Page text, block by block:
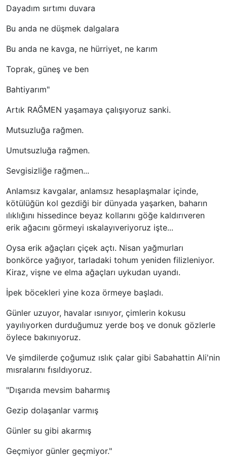
Dayadım sırtımı duvara
Bu anda ne düşmek dalgalara
Bu anda ne kavga, ne hürriyet, ne karım
Toprak, güneş ve ben
Bahtiyarım"
Artık RAĞMEN yaşamaya çalışıyoruz sanki.
Mutsuzluğa rağmen.
Umutsuzluğa rağmen.
Sevgisizliğe rağmen...
Anlamsız kavgalar, anlamsız hesaplaşmalar içinde,
kötülüğün kol gezdiği bir dünyada yaşarken, baharın
ılıklığını hissedince beyaz kollarını göğe kaldırıveren
erik ağacını görmeyi ıskalayıveriyoruz işte...
Oysa erik ağaçları çiçek açtı. Nisan yağmurları
bonkörce yağıyor, tarladaki tohum yeniden filizleniyor.
Kiraz, vişne ve elma ağaçları uykudan uyandı.
İpek böcekleri yine koza örmeye başladı.
Günler uzuyor, havalar ısınıyor, çimlerin kokusu
yayılıyorken durduğumuz yerde boş ve donuk gözlerle
öylece bakınıyoruz.
Ve şimdilerde çoğumuz ıslık çalar gibi Sabahattin Ali'nin
mısralarını fısıldıyoruz.
"Dışarıda mevsim baharmış
Gezip dolaşanlar varmış
Günler su gibi akarmış
Geçmiyor günler geçmiyor."